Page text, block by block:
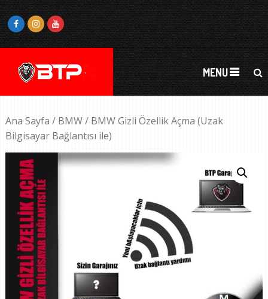
MENU
Ana Sayfa / BMW/ BMW Gizli Özellik Açma (Uzak
Bilgisayar Bağlantısı ile)